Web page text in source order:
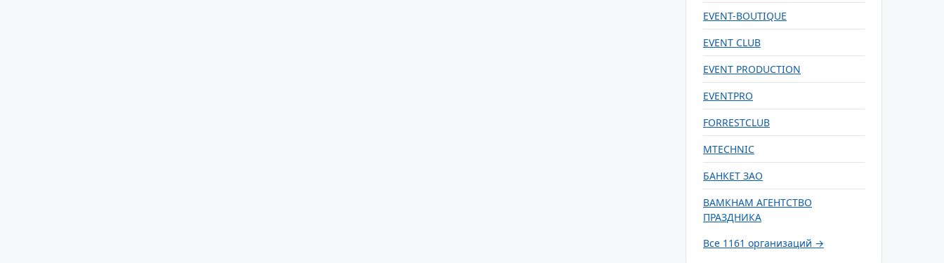
EVENT-BOUTIQUE
EVENT CLUB
EVENT PRODUCTION
EVENTPRO
FORRESTCLUB
MTECHNIC
БАНКЕТ ЗАО
ВАМКНАМ АГЕНТСТВО
ПРАЗДНИКА
Все 1161 организаций →